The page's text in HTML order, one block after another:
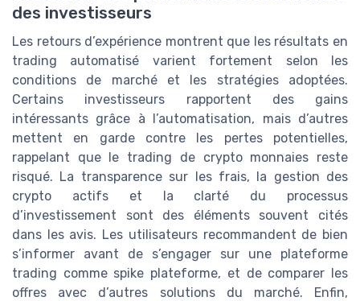
des investisseurs
Les retours d’expérience montrent que les résultats en
trading automatisé varient fortement selon les
conditions de marché et les stratégies adoptées.
Certains investisseurs rapportent des gains
intéressants grâce à l’automatisation, mais d’autres
mettent en garde contre les pertes potentielles,
rappelant que le trading de crypto monnaies reste
risqué. La transparence sur les frais, la gestion des
crypto actifs et la clarté du processus
d’investissement sont des éléments souvent cités
dans les avis. Les utilisateurs recommandent de bien
s’informer avant de s’engager sur une plateforme
trading comme spike plateforme, et de comparer les
offres avec d’autres solutions du marché. Enfin,